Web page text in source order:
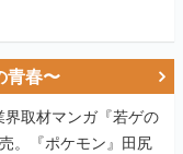
青春〜
取材マンガ『若ゲの
。『ポケモン』田尻